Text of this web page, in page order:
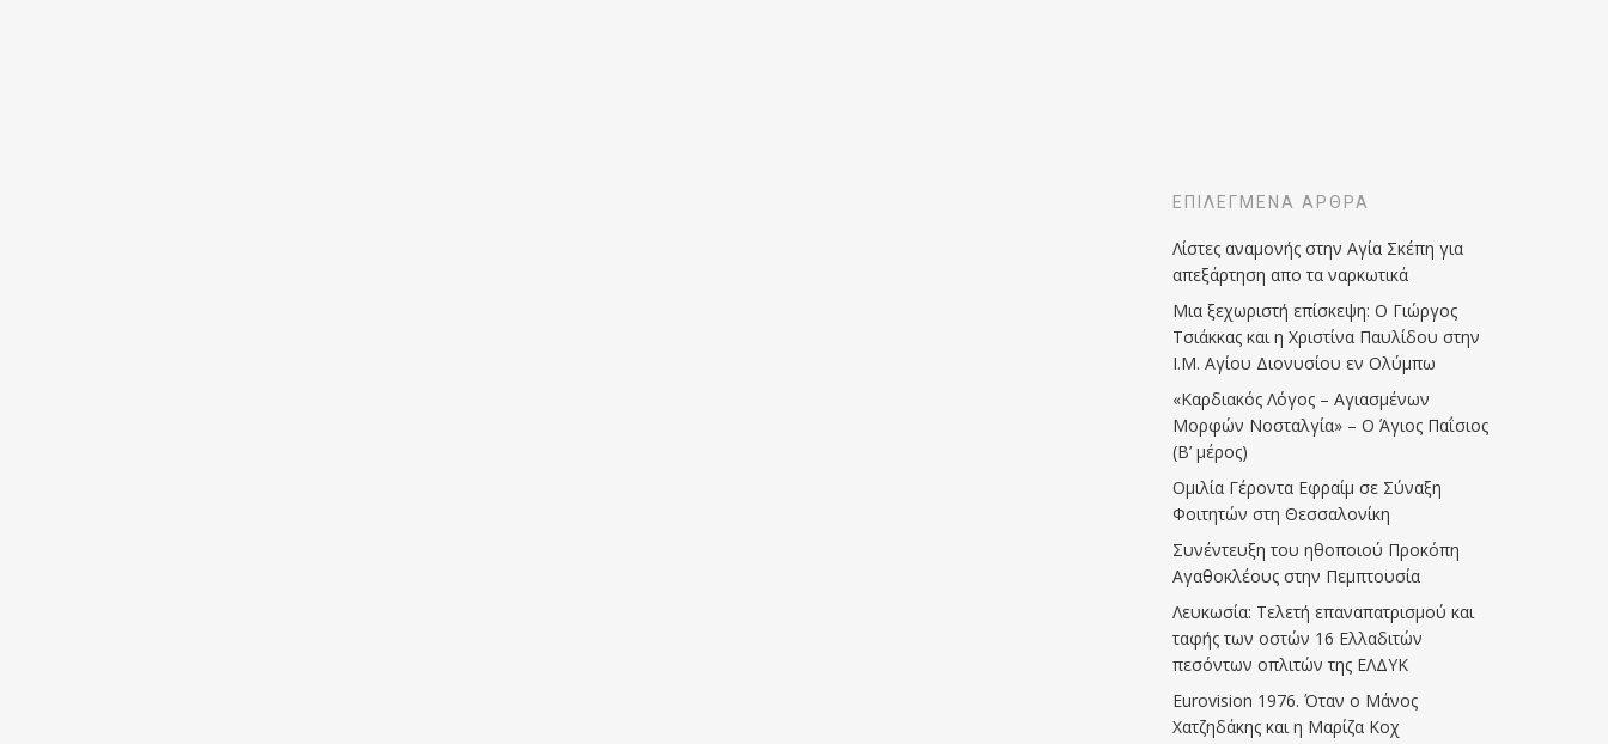
ΕΠΙΛΕΓΜΈΝΑ ΆΡΘΡΑ
Λίστες αναμονής στην Αγία Σκέπη για
απεξάρτηση απο τα ναρκωτικά
Μια ξεχωριστή επίσκεψη: Ο Γιώργος
Τσιάκκας και η Χριστίνα Παυλίδου στην
Ι.Μ. Αγίου Διονυσίου εν Ολύμπω
«Καρδιακός Λόγος – Αγιασμένων
Μορφών Νοσταλγία» – Ο Άγιος Παΐσιος
(Β’ μέρος)
Ομιλία Γέροντα Εφραίμ σε Σύναξη
Φοιτητών στη Θεσσαλονίκη
Συνέντευξη του ηθοποιού Προκόπη
Αγαθοκλέους στην Πεμπτουσία
Λευκωσία: Τελετή επαναπατρισμού και
ταφής των οστών 16 Ελλαδιτών
πεσόντων οπλιτών της ΕΛΔΥΚ
Eurovision 1976. Όταν ο Μάνος
Χατζηδάκης και η Μαρίζα Κοχ